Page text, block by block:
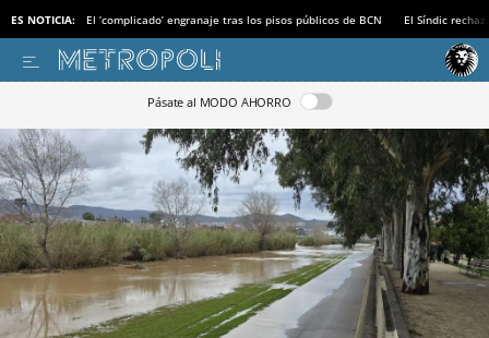
ES NOTICIA: El ‘complicado’ engranaje tras los pisos públicos de BCN El Síndic
Pásate al MODO AHORRO